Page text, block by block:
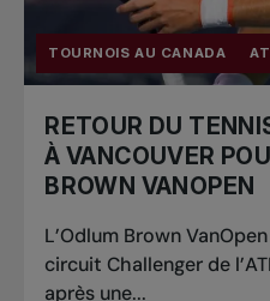
TOURNOIS AU CANADA
RETOUR DU
À VANCOUVER
BROWN VANOPEN
L’Odlum Brown
circuit Challenger de
après une...